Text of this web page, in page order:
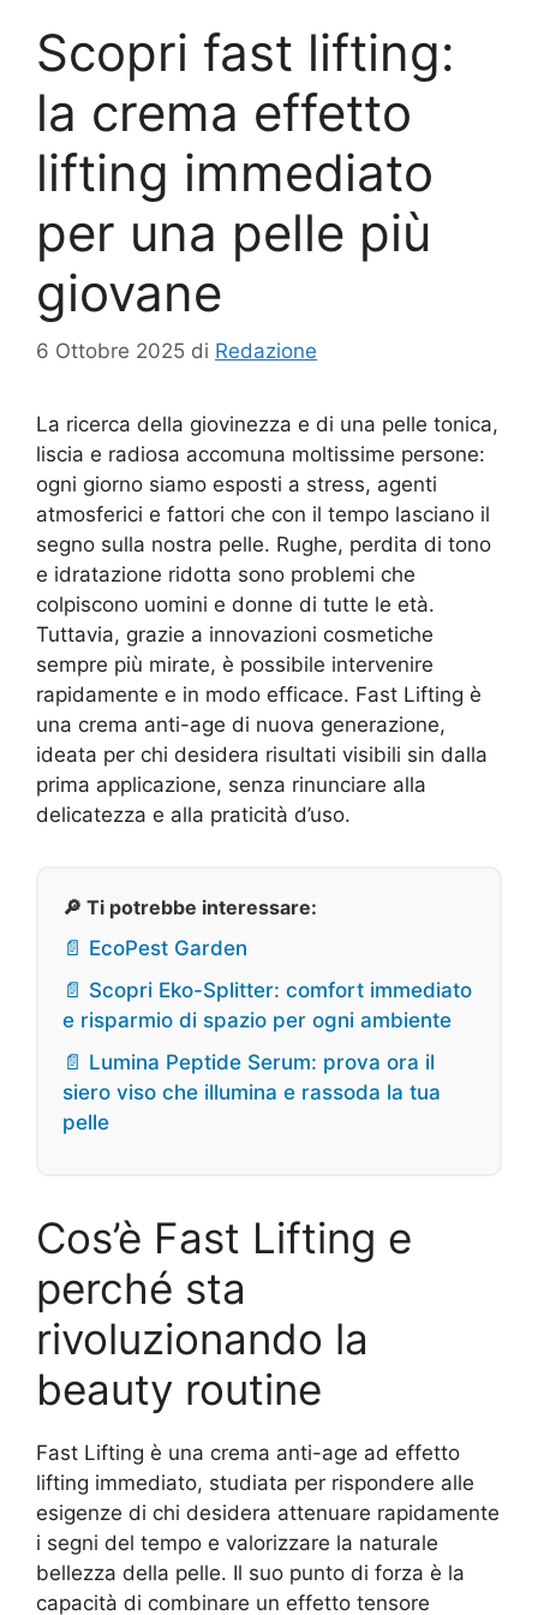
Scopri fast lifting:
la crema effetto
lifting immediato
per una pelle più
giovane
6 Ottobre 2025 di Redazione
La ricerca della giovinezza e di una pelle tonica,
liscia e radiosa accomuna moltissime persone:
ogni giorno siamo esposti a stress, agenti
atmosferici e fattori che con il tempo lasciano il
segno sulla nostra pelle. Rughe, perdita di tono
e idratazione ridotta sono problemi che
colpiscono uomini e donne di tutte le età.
Tuttavia, grazie a innovazioni cosmetiche
sempre più mirate, è possibile intervenire
rapidamente e in modo efficace. Fast Lifting è
una crema anti-age di nuova generazione,
ideata per chi desidera risultati visibili sin dalla
prima applicazione, senza rinunciare alla
delicatezza e alla praticità d’uso.
🔎 Ti potrebbe interessare:
📄 EcoPest Garden
📄 Scopri Eko-Splitter: comfort immediato
e risparmio di spazio per ogni ambiente
📄 Lumina Peptide Serum: prova ora il
siero viso che illumina e rassoda la tua
pelle
Cos’è Fast Lifting e
perché sta
rivoluzionando la
beauty routine
Fast Lifting è una crema anti-age ad effetto
lifting immediato, studiata per rispondere alle
esigenze di chi desidera attenuare rapidamente
i segni del tempo e valorizzare la naturale
bellezza della pelle. Il suo punto di forza è la
capacità di combinare un effetto tensore